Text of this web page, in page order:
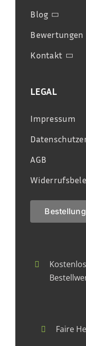
Blog
Bewertungen
Kontakt
LEGAL
Impressum
AGB
Faire